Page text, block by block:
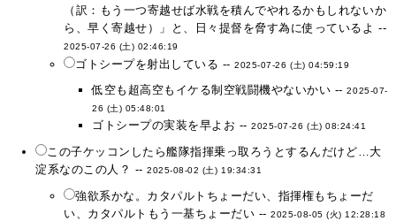
（訳：もう一つ寄越せば水戦を積んでやれるかもしれないか
ら、早く寄越せ）」と、日々提督を脅す為に使っているよ --
2025-07-26 (土) 02:46:19
ゴトシープを射出している --2025-07-26 (土) 04:59:19
低空も超高空もイケる制空戦闘機やないかい --2025-07-
26 (土) 05:48:01
ゴトシープの実装を早よお --2025-07-26 (土) 08:24:41
この子ケッコンしたら艦隊指揮乗っ取ろうとするんだけど…大
淀系なのこの人？ --2025-08-02 (土) 19:34:31
強欲系かな。カタパルトちょーだい、指揮権もちょーだ
い、カタパルトもう一基ちょーだい --2025-08-05 (火) 12:28:18